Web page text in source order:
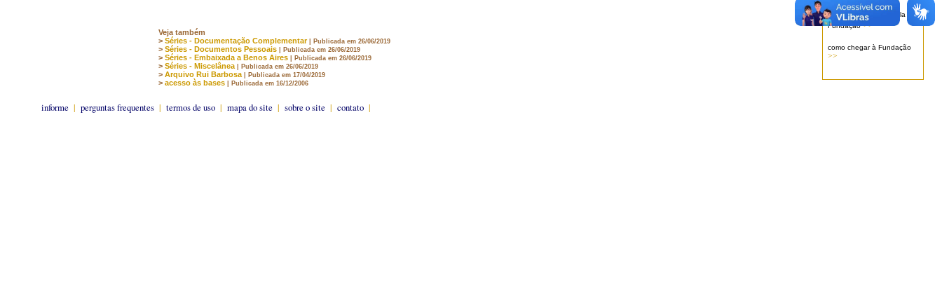
serviços oferecidos pela
Fundação >>
como chegar à Fundação
>>
Veja também
> Séries - Documentação Complementar | Publicada em 26/06/2019
> Séries - Documentos Pessoais | Publicada em 26/06/2019
> Séries - Embaixada a Benos Aires | Publicada em 26/06/2019
> Séries - Miscelânea | Publicada em 26/06/2019
> Arquivo Rui Barbosa | Publicada em 17/04/2019
> acesso às bases | Publicada em 16/12/2006
informe | perguntas frequentes | termos de uso | mapa do site | sobre o site | contato |